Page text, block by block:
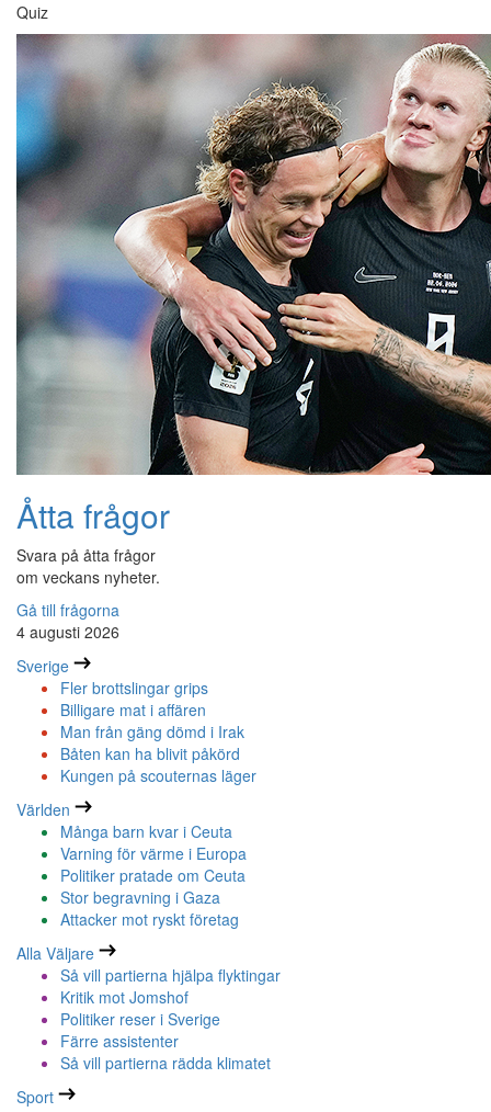
Quiz
Åtta frågor
Svara på åtta frågor
om veckans nyheter.
Gå till frågorna
4 augusti 2026
Sverige
Fler brottslingar grips
Billigare mat i affären
Man från gäng dömd i Irak
Båten kan ha blivit påkörd
Kungen på scouternas läger
Världen
Många barn kvar i Ceuta
Varning för värme i Europa
Politiker pratade om Ceuta
Stor begravning i Gaza
Attacker mot ryskt företag
Alla Väljare
Så vill partierna hjälpa flyktingar
Kritik mot Jomshof
Politiker reser i Sverige
Färre assistenter
Så vill partierna rädda klimatet
Sport